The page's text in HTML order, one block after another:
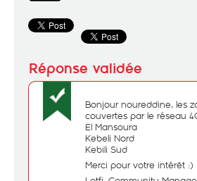
Bonjour noureddine, les
couvertes par le réseau
El Mansoura
Kebeli Nord
Kebili Sud
Merci pour votre intérêt :)